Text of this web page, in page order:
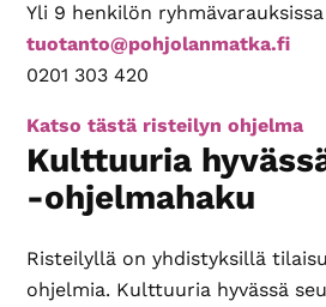
Yli 9 henkilön
tuotanto@pohjolanmatka.fi
0201 303 420
Katso tästä risteilyn ohjelma
Kulttuuria
-ohjelmahaku
Risteilyllä on yhdistyksillä
ohjelmia. Kulttuuria hyvässä